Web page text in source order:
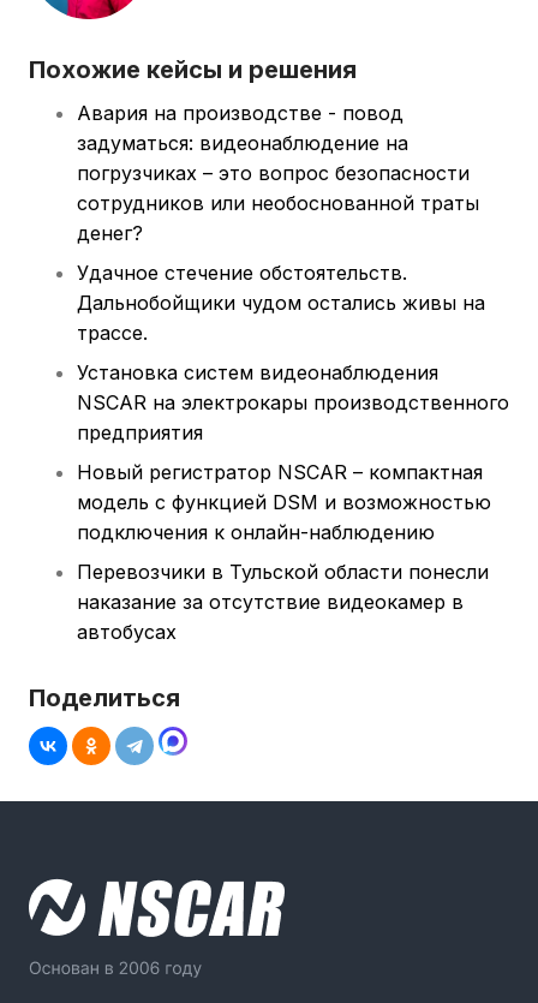
Похожие кейсы и решения
Авария на производстве - повод
задуматься: видеонаблюдение на
погрузчиках – это вопрос безопасности
сотрудников или необоснованной траты
денег?
Удачное стечение обстоятельств.
Дальнобойщики чудом остались живы на
трассе.
Установка систем видеонаблюдения
NSCAR на электрокары производственного
предприятия
Новый регистратор NSCAR – компактная
модель с функцией DSM и возможностью
подключения к онлайн-наблюдению
Перевозчики в Тульской области понесли
наказание за отсутствие видеокамер в
автобусах
Поделиться